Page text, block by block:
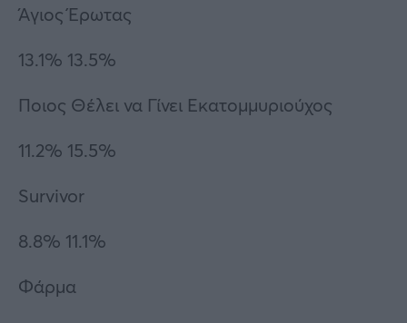
Άγιος Έρωτας
13.1% 13.5%
Ποιος Θέλει να Γίνει Εκατομμυριούχος
11.2% 15.5%
Survivor
8.8% 11.1%
Φάρμα